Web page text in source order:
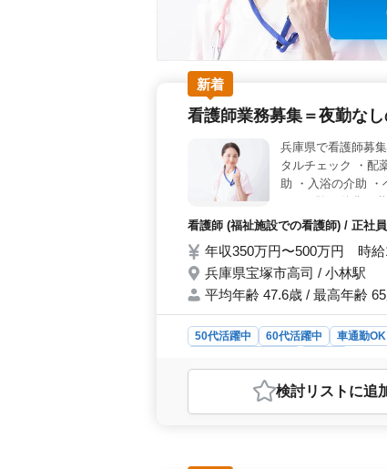
新着
看護師業務募集＝夜勤な
兵庫県で看護師募
タルチェック ・配
助 ・入浴の介助 ・
での経験を後輩に
看護師 (福祉施設での看護師) / 正社
年収350万円〜500万円 時
兵庫県宝塚市高司 / 小林駅
平均年齢 47.6歳 / 最高年齢
50代活躍中 60代活躍中 車通勤OK
おすすめポイント
＜夜勤なし・年間休日112日の看
通勤も可能です。 ＜業務内容
検討リスト に追